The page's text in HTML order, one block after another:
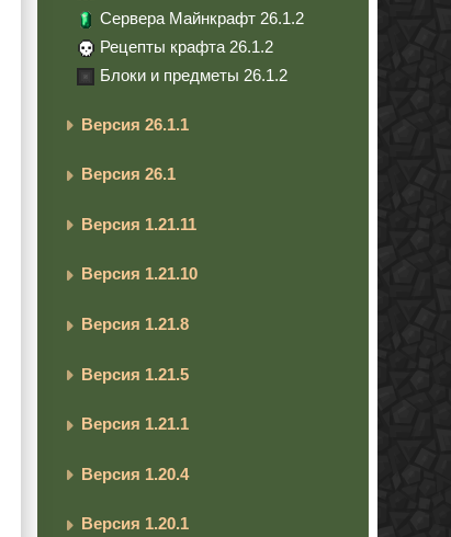
Сервера Майнкрафт 26.1.2
Рецепты крафта 26.1.2
Блоки и предметы 26.1.2
Версия 26.1.1
Версия 26.1
Версия 1.21.11
Версия 1.21.10
Версия 1.21.8
Версия 1.21.5
Версия 1.21.1
Версия 1.20.4
Версия 1.20.1